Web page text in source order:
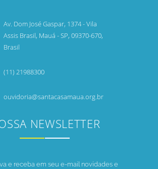
Av. Dom José Gaspar, 1374 - Vila
Assis Brasil, Mauá - SP, 09370-670,
Brasil
(11) 21988300
ouvidoria@santacasamaua.org.br
NEWSLETTER
e receba em seu e-mail novidades e